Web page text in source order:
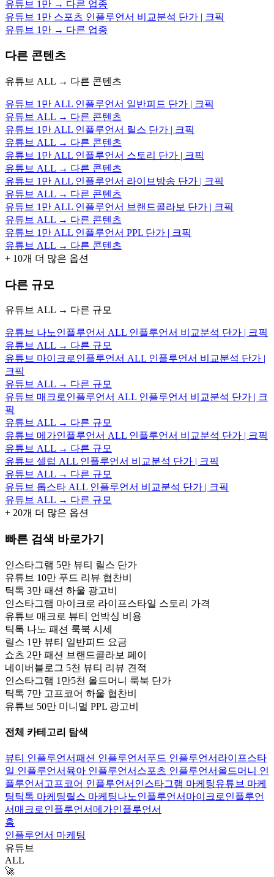
유튜브 1만 → 다른 업종
유튜브 1만 스포츠 인플루언서 비교분석 단가 | 크픽
유튜브 1만 → 다른 업종
다른 콘텐츠
유튜브 ALL → 다른 콘텐츠
유튜브 1만 ALL 인플루언서 일반피드 단가 | 크픽
유튜브 ALL → 다른 콘텐츠
유튜브 1만 ALL 인플루언서 릴스 단가 | 크픽
유튜브 ALL → 다른 콘텐츠
유튜브 1만 ALL 인플루언서 스토리 단가 | 크픽
유튜브 ALL → 다른 콘텐츠
유튜브 1만 ALL 인플루언서 라이브방송 단가 | 크픽
유튜브 ALL → 다른 콘텐츠
유튜브 1만 ALL 인플루언서 브랜드콜라보 단가 | 크픽
유튜브 ALL → 다른 콘텐츠
유튜브 1만 ALL 인플루언서 PPL 단가 | 크픽
유튜브 ALL → 다른 콘텐츠
+ 10개 더 많은 옵션
다른 규모
유튜브 ALL → 다른 규모
유튜브 나노인플루언서 ALL 인플루언서 비교분석 단가 | 크픽
유튜브 ALL → 다른 규모
유튜브 마이크로인플루언서 ALL 인플루언서 비교분석 단가 |
크픽
유튜브 ALL → 다른 규모
유튜브 매크로인플루언서 ALL 인플루언서 비교분석 단가 | 크
픽
유튜브 ALL → 다른 규모
유튜브 메가인플루언서 ALL 인플루언서 비교분석 단가 | 크픽
유튜브 ALL → 다른 규모
유튜브 셀럽 ALL 인플루언서 비교분석 단가 | 크픽
유튜브 ALL → 다른 규모
유튜브 톱스타 ALL 인플루언서 비교분석 단가 | 크픽
유튜브 ALL → 다른 규모
+ 20개 더 많은 옵션
빠른 검색 바로가기
인스타그램 5만 뷰티 릴스 단가
유튜브 10만 푸드 리뷰 협찬비
틱톡 3만 패션 하울 광고비
인스타그램 마이크로 라이프스타일 스토리 가격
유튜브 매크로 뷰티 언박싱 비용
틱톡 나노 패션 룩북 시세
릴스 1만 뷰티 일반피드 요금
쇼츠 2만 패션 브랜드콜라보 페이
네이버블로그 5천 뷰티 리뷰 견적
인스타그램 1만5천 올드머니 룩북 단가
틱톡 7만 고프코어 하울 협찬비
유튜브 50만 미니멀 PPL 광고비
전체 카테고리 탐색
뷰티 인플루언서패션 인플루언서 푸드 인플루언서 라이프스타
일 인플루언서 육아 인플루언서 스포츠 인플루언서 올드머니 인
플루언서 고프코어 인플루언서 인스타그램 마케팅유튜브 마케
팅틱톡 마케팅 릴스 마케팅나노인플루언서 마이크로인플루언
서 매크로인플루언서 메가인플루언서
홈
인플루언서 마케팅
유튜브
ALL
🚀